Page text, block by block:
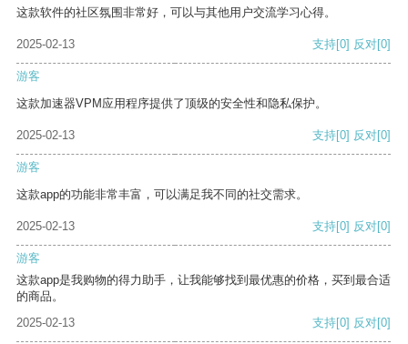
这款软件的社区氛围非常好，可以与其他用户交流学习心得。
2025-02-13 支持[0] 反对[0]
游客
这款加速器VPM应用程序提供了顶级的安全性和隐私保护。
2025-02-13 支持[0] 反对[0]
游客
这款app的功能非常丰富，可以满足我不同的社交需求。
2025-02-13 支持[0] 反对[0]
游客
这款app是我购物的得力助手，让我能够找到最优惠的价格，买到最合适
的商品。
2025-02-13
支持[0] 反对[0]